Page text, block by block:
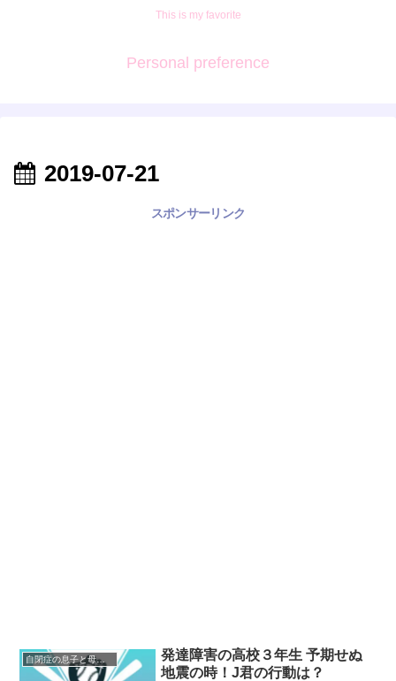
This is my favorite
Personal preference
2019-07-21
スポンサーリンク
自閉症の息子と母の奮闘記 高校編
発達障害の高校３年生 予期せぬ
地震の時！J君の行動は？